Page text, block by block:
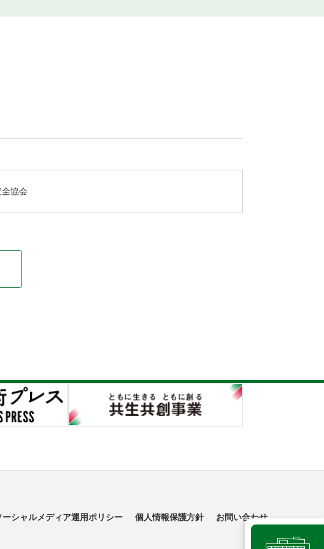
協会
ーシャルメディア運用ポリシー 個人情報保護方針 お問い合わせ